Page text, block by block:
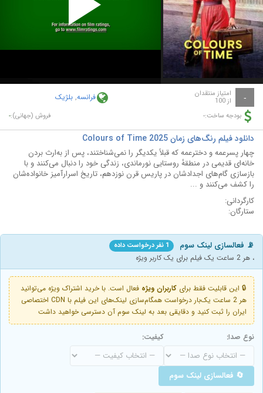
Play
Video
- امتیاز منتقدان
از 100 فرانسه, بلژیک
بودجه ساخت:- فروش (جهانی):-
دانلود فیلم رنگ‌های زمان Colours of Time 2025
چهار پسرعمه و دخترعمه که قبلاً یکدیگر را نمی‌شناختند، پس از به‌ارث بردن
خانه‌ای قدیمی در منطقهٔ روستایی نورماندی، زندگی خود را دنبال می‌کنند و با
بازسازی گام‌های اجدادشان در پاریس قرن نوزدهم، تاریخ اسرارآمیز خانواده‌شان
را کشف می‌کنند و ...
کارگردانی:
ستارگان:
📡 فعالسازی لینک سوم 1 نفر درخواست داده
، هر 2 ساعت یک فیلم برای یک کاربر ویژه
🔒 این قابلیت فقط برای کاربران ویژه فعال است. با خرید اشتراک ویژه می‌توانید
هر 2 ساعت یک‌بار درخواست همگام‌سازی لینک‌های این فیلم با CDN اختصاصی
ایران را ثبت کنید و دقایقی بعد به لینک سوم آن دسترسی خواهید داشت
نوع صدا: کیفیت:
🔄 فعالسازی لینک سوم